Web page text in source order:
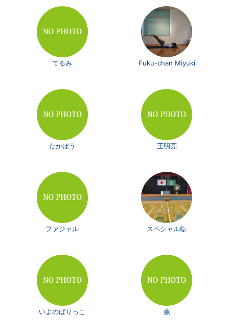
てるみ Fuku-chan Miyuki
たかぼう 王明亮
ファジャル スペシャル🙋
いよのばりっこ 薫